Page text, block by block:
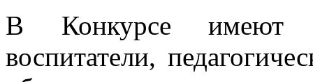
В Конкурсе имеют
воспитатели,